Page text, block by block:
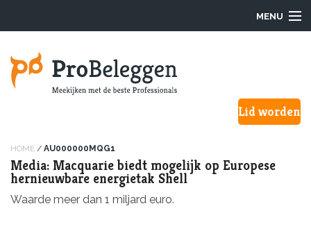
MENU
Hoe werkt het?
Onze Pro’s
Lid worden
HOME / AU000000MQG1
Media: Macquarie biedt mogelijk op Europese
hernieuwbare energietak Shell
Waarde meer dan 1 miljard euro.